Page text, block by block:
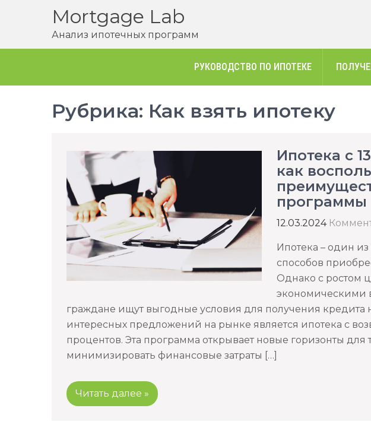
содержимому
Mortgage Lab
Анализ ипотечных программ
РУКОВОДСТВО ПО ИПОТЕКЕ
Рубрика: Как взять ипотеку
Ипотека с
как
программы
12.03.2024
Ипотека – один
способов
Однако с ростом
экономическими
граждане ищут выгодные условия для получения
интересных предложений на рынке является ипотека с
процентов. Эта программа открывает новые горизонты для
минимизировать финансовые затраты […]
Читать далее »